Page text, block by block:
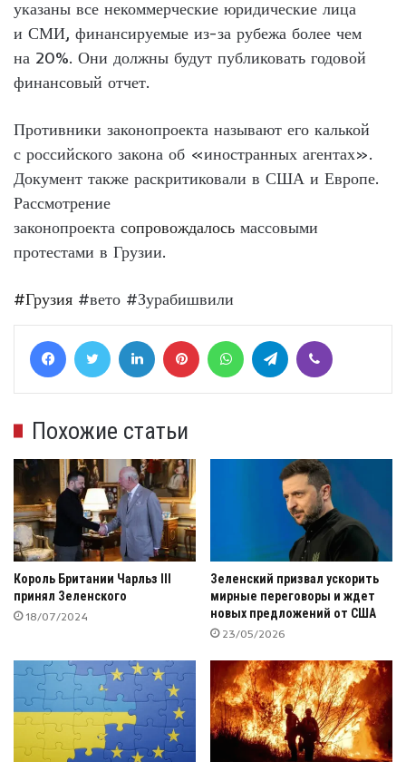
указаны все некоммерческие юридические лица
и СМИ, финансируемые из-за рубежа более чем
на 20%. Они должны будут публиковать годовой
финансовый отчет.
Противники законопроекта называют его калькой
с российского закона об «иностранных агентах».
Документ также раскритиковали в США и Европе.
Рассмотрение
законопроекта сопровождалось массовыми
протестами в Грузии.
#Грузия #вето #Зурабишвили
FacebookTwitter LinkedIn Pinterest WhatsAppTelegram
Похожие статьи
Король Британии Чарльз ІІІ
принял Зеленского
18/07/2024
Зеленский призвал ускорить
мирные переговоры и ждет
новых предложений от США
23/05/2026